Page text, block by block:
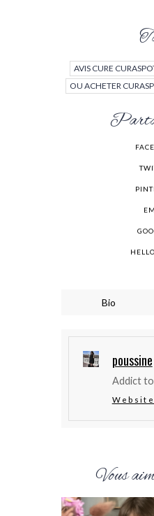
AVIS CURE
OU ACHETER
Bio
poussine
Addict
Website
Vous